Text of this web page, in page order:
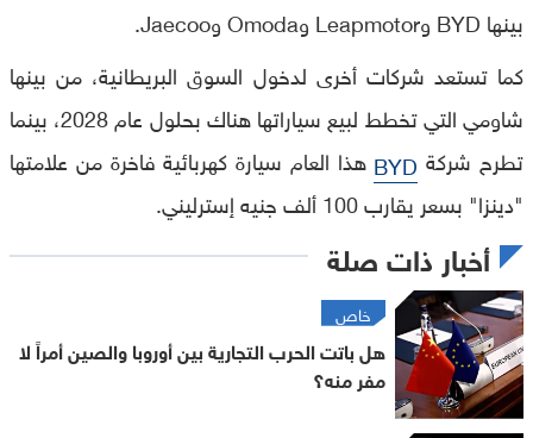
بينها BYD وLeapmotor وOmoda وJaecoo.
كما تستعد شركات أخرى لدخول السوق البريطانية، من بينها
شاومي التي تخطط لبيع سياراتها هناك بحلول عام 2028، بينما
تطرح شركة BYD هذا العام سيارة كهربائية فاخرة من علامتها
"دينزا" بسعر يقارب 100 ألف جنيه إسترليني.
أخبار ذات صلة
خاص
هل باتت الحرب التجارية بين أوروبا والصين أمراً لا
مفر منه؟